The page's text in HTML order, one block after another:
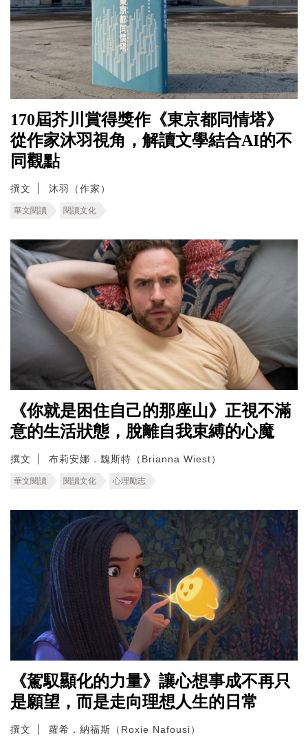
170屆芥川賞得獎作《東京都同情塔》
從作家沐羽視角，解讀文學結合AI的不
同觀點
撰文 沐羽（作家）
華文閱讀 閱讀文化
《你就是困住自己的那座山》正視不滿
意的生活狀態，脫離自我束縛的心魔
撰文 布莉安娜．魏斯特（Brianna Wiest）
華文閱讀 閱讀文化 心理勵志
《駕馭顯化的力量》讓心想事成不再只
是願望，而是走向理想人生的日常
撰文 蘿希．納福斯（Roxie Nafousi）